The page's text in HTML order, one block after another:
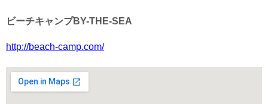
ビーチキャンプBY-THE-SEA
http://beach-camp.com/